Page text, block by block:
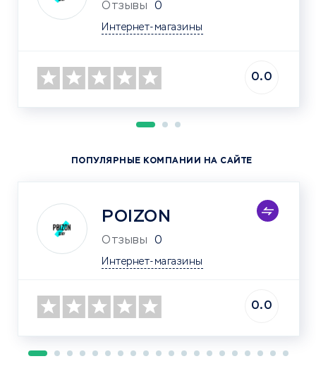
Отзывы 0
Интернет-магазины
0.0
ПОПУЛЯРНЫЕ КОМПАНИИ НА САЙТЕ
POIZON
Отзывы 0
Интернет-магазины
0.0